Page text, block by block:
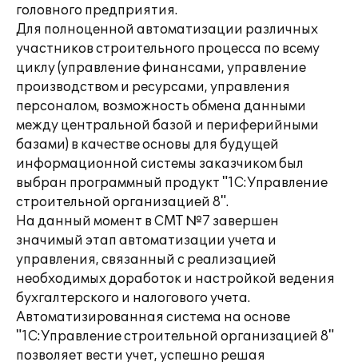
головного предприятия.
Для полноценной автоматизации различных
участников строительного процесса по всему
циклу (управление финансами, управление
производством и ресурсами, управления
персоналом, возможность обмена данными
между центральной базой и периферийными
базами) в качестве основы для будущей
информационной системы заказчиком был
выбран программный продукт "1С:Управление
строительной организацией 8".
На данный момент в СМТ №7 завершен
значимый этап автоматизации учета и
управления, связанный с реализацией
необходимых доработок и настройкой ведения
бухгалтерского и налогового учета.
Автоматизированная система на основе
"1С:Управление строительной организацией 8"
позволяет вести учет, успешно решая